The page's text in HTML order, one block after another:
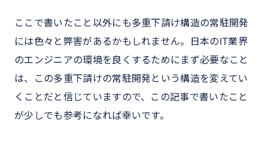
ここで書いたこと以外にも多重下請け構造の常駐開発
には色々と弊害があるかもしれません。日本のIT業界
のエンジニアの環境を良くするためにまず必要なこと
は、この多重下請けの常駐開発という構造を変えてい
くことだと信じていますので、この記事で書いたこと
が少しでも参考になれば幸いです。